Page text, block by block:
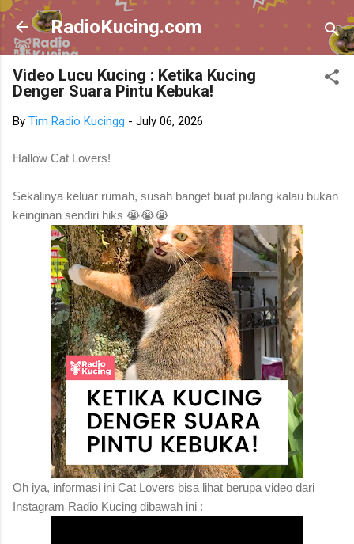
Skip to main content
RadioKucing.com
Video Lucu Kucing : Ketika Kucing
Denger Suara Pintu Kebuka!
By Tim Radio Kucingg - July 06, 2026
Hallow Cat Lovers!
Sekalinya keluar rumah, susah banget buat pulang kalau bukan
keinginan sendiri hiks 😭😭😭
Oh iya, informasi ini Cat Lovers bisa lihat berupa video dari
Instagram Radio Kucing dibawah ini :